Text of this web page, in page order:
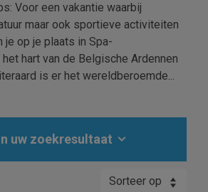
Voor een vakantie waarbij
maar ook sportieve activiteiten
je op je plaats in Spa-
hart van de Belgische Ardennen
is er het wereldberoemde...
uw zoekresultaat
Sorteer op